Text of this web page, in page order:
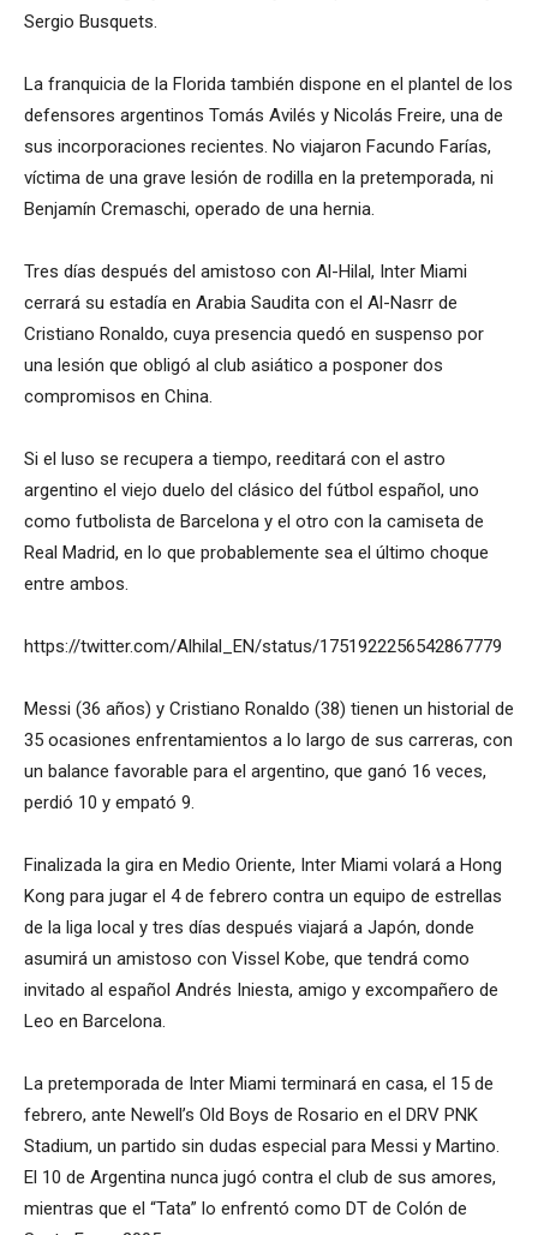
Sergio Busquets.
La franquicia de la Florida también dispone en el plantel de los
defensores argentinos Tomás Avilés y Nicolás Freire, una de
sus incorporaciones recientes. No viajaron Facundo Farías,
víctima de una grave lesión de rodilla en la pretemporada, ni
Benjamín Cremaschi, operado de una hernia.
Tres días después del amistoso con Al-Hilal, Inter Miami
cerrará su estadía en Arabia Saudita con el Al-Nasrr de
Cristiano Ronaldo, cuya presencia quedó en suspenso por
una lesión que obligó al club asiático a posponer dos
compromisos en China.
Si el luso se recupera a tiempo, reeditará con el astro
argentino el viejo duelo del clásico del fútbol español, uno
como futbolista de Barcelona y el otro con la camiseta de
Real Madrid, en lo que probablemente sea el último choque
entre ambos.
https://twitter.com/Alhilal_EN/status/1751922256542867779
Messi (36 años) y Cristiano Ronaldo (38) tienen un historial de
35 ocasiones enfrentamientos a lo largo de sus carreras, con
un balance favorable para el argentino, que ganó 16 veces,
perdió 10 y empató 9.
Finalizada la gira en Medio Oriente, Inter Miami volará a Hong
Kong para jugar el 4 de febrero contra un equipo de estrellas
de la liga local y tres días después viajará a Japón, donde
asumirá un amistoso con Vissel Kobe, que tendrá como
invitado al español Andrés Iniesta, amigo y excompañero de
Leo en Barcelona.
La pretemporada de Inter Miami terminará en casa, el 15 de
febrero, ante Newell’s Old Boys de Rosario en el DRV PNK
Stadium, un partido sin dudas especial para Messi y Martino.
El 10 de Argentina nunca jugó contra el club de sus amores,
mientras que el “Tata” lo enfrentó como DT de Colón de